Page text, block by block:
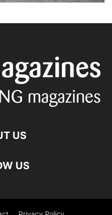
US
US